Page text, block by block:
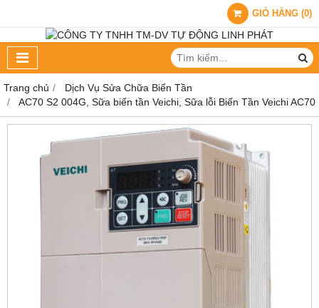
GIỎ HÀNG (0)
Trang chủ
Dịch Vụ Sửa Chữa Biến Tần
AC70 S2 004G, Sữa biến tần Veichi, Sữa lỗi Biến Tần Veichi AC70